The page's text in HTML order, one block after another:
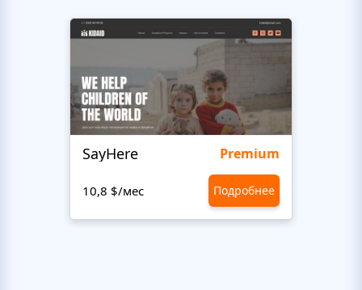
SayHere Premium
10,8 $/мес Подробнее